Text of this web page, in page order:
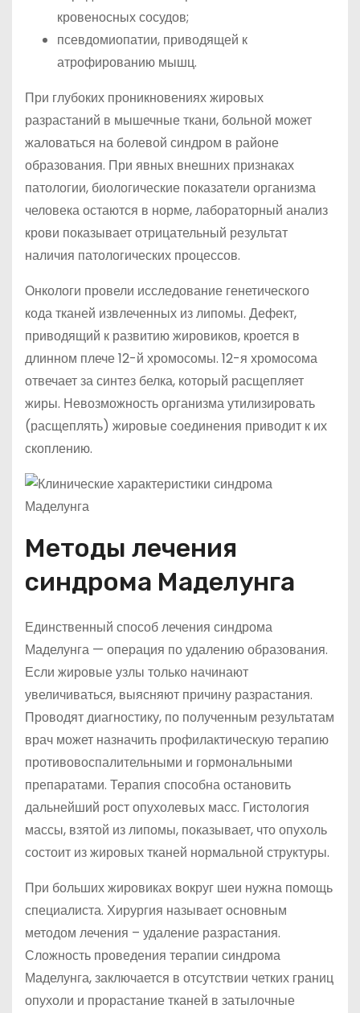
кровеносных сосудов;
псевдомиопатии, приводящей к
атрофированию мышц.
При глубоких проникновениях жировых
разрастаний в мышечные ткани, больной может
жаловаться на болевой синдром в районе
образования. При явных внешних признаках
патологии, биологические показатели организма
человека остаются в норме, лабораторный анализ
крови показывает отрицательный результат
наличия патологических процессов.
Онкологи провели исследование генетического
кода тканей извлеченных из липомы. Дефект,
приводящий к развитию жировиков, кроется в
длинном плече 12-й хромосомы. 12-я хромосома
отвечает за синтез белка, который расщепляет
жиры. Невозможность организма утилизировать
(расщеплять) жировые соединения приводит к их
скоплению.
Методы лечения
синдрома Маделунга
Единственный способ лечения синдрома
Маделунга — операция по удалению образования.
Если жировые узлы только начинают
увеличиваться, выясняют причину разрастания.
Проводят диагностику, по полученным результатам
врач может назначить профилактическую терапию
противовоспалительными и гормональными
препаратами. Терапия способна остановить
дальнейший рост опухолевых масс. Гистология
массы, взятой из липомы, показывает, что опухоль
состоит из жировых тканей нормальной структуры.
При больших жировиках вокруг шеи нужна помощь
специалиста. Хирургия называет основным
методом лечения – удаление разрастания.
Сложность проведения терапии синдрома
Маделунга, заключается в отсутствии четких границ
опухоли и прорастание тканей в затылочные